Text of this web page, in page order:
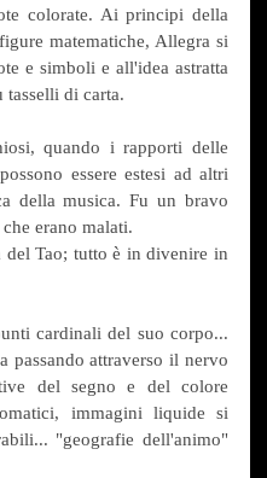
colorate. Ai principi della
matematiche, Allegra si
e simboli e all'idea astratta
tasselli di carta.
quando i rapporti delle
essere estesi ad altri
della musica. Fu un bravo
erano malati.
Tao; tutto è in divenire in
cardinali del suo corpo...
passando attraverso il nervo
del segno e del colore
immagini liquide si
"geografie dell'animo"